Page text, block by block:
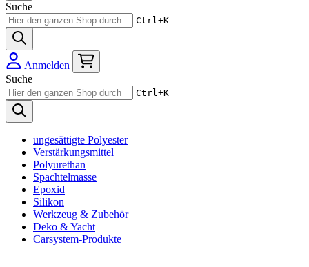
Suche
Ctrl+K
Anmelden
Suche
Ctrl+K
ungesättigte Polyester
Verstärkungsmittel
Polyurethan
Spachtelmasse
Epoxid
Silikon
Werkzeug & Zubehör
Deko & Yacht
Carsystem-Produkte